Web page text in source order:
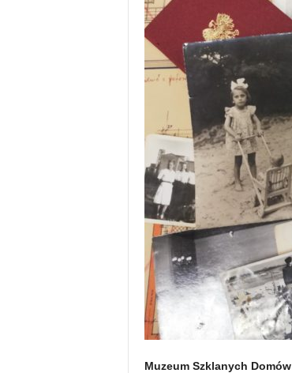
Muzeum Szklanych